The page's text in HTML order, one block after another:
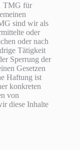
TMG für
sind wir als
oder
oder nach
Tätigkeit
Sperrung der
Gesetzen
Haftung ist
konkreten
von
diese Inhalte